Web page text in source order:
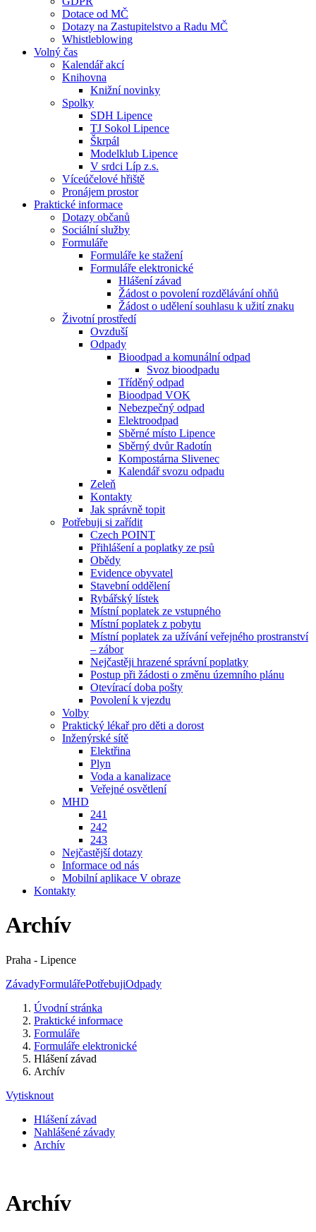
Dotace od MČ
Dotazy na Zastupitelstvo a Radu MČ
Whistleblowing
Volný čas
Kalendář akcí
Knihovna
Knižní novinky
Spolky
SDH Lipence
TJ Sokol Lipence
Škrpál
Modelklub Lipence
V srdci Líp z.s.
Víceúčelové hřiště
Pronájem prostor
Praktické informace
Dotazy občanů
Sociální služby
Formuláře
Formuláře ke stažení
Formuláře elektronické
Hlášení závad
Žádost o povolení rozdělávání ohňů
Žádost o udělení souhlasu k užití znaku
Životní prostředí
Ovzduší
Odpady
Bioodpad a komunální odpad
Svoz bioodpadu
Tříděný odpad
Bioodpad VOK
Nebezpečný odpad
Elektroodpad
Sběrné místo Lipence
Sběrný dvůr Radotín
Kompostárna Slivenec
Kalendář svozu odpadu
Zeleň
Kontakty
Jak správně topit
Potřebuji si zařídit
Czech POINT
Přihlášení a poplatky ze psů
Obědy
Evidence obyvatel
Stavební oddělení
Rybářský lístek
Místní poplatek ze vstupného
Místní poplatek z pobytu
Místní poplatek za užívání veřejného prostranství
– zábor
Nejčastěji hrazené správní poplatky
Postup při žádosti o změnu územního plánu
Otevírací doba pošty
Povolení k vjezdu
Volby
Praktický lékař pro děti a dorost
Inženýrské sítě
Elektřina
Plyn
Voda a kanalizace
Veřejné osvětlení
MHD
241
242
243
Nejčastější dotazy
Informace od nás
Mobilní aplikace V obraze
Kontakty
Archív
Praha - Lipence
ZávadyFormulářePotřebujiOdpady
Úvodní stránka
Praktické informace
Formuláře
Formuláře elektronické
Hlášení závad
Archív
Vytisknout
Hlášení závad
Nahlášené závady
Archív
Archív